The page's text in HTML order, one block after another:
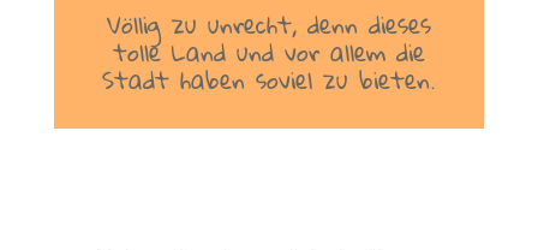
Völlig zu unrecht, denn dieses
tolle Land und vor allem die
Stadt haben soviel zu bieten.